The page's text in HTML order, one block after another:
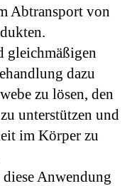
Abtransport von
gleichmäßigen
dazu
zu lösen, den
unterstützen und
im Körper zu
Anwendung